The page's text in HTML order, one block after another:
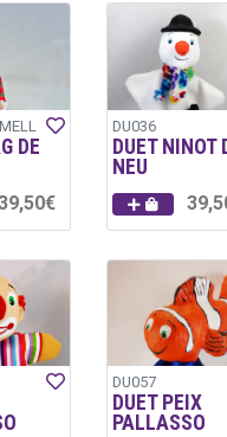
DE
DU036
DUET NINOT
NEU
DU057
DUET PEIX
PALLASSO